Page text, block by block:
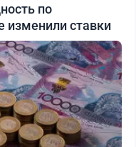
по
изменили ставки